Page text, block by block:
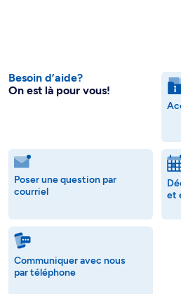
Besoin d’aide?
On est là pour vous!
Poser une question par
courriel
et
Communiquer avec nous
par téléphone